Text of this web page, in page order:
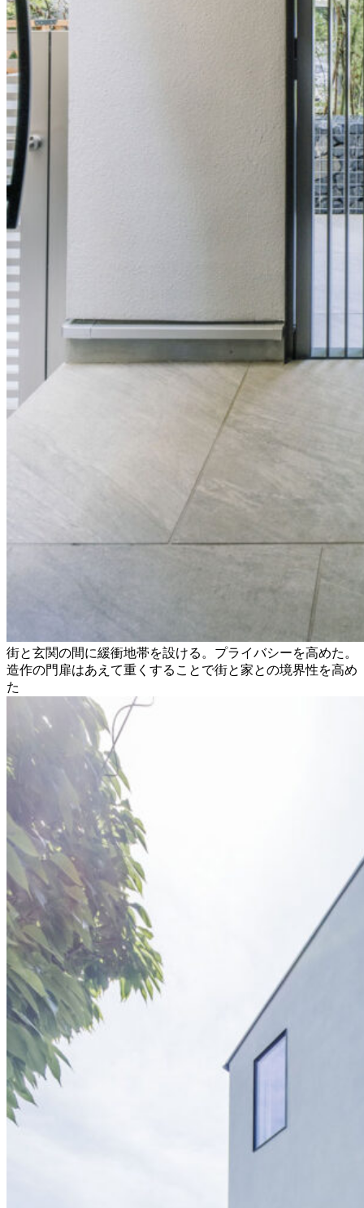
街と玄関の間に緩衝地帯を設ける。プライバシーを高めた。
造作の門扉はあえて重くすることで街と家との境界性を高め
た